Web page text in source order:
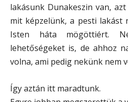
lakásunk Dunakeszin van,
mit képzelünk, a pesti lakást
Isten háta mögöttiért.
lehetőségeket is, de ahhoz
volna, ami pedig nekünk nem
Így aztán itt maradtunk.